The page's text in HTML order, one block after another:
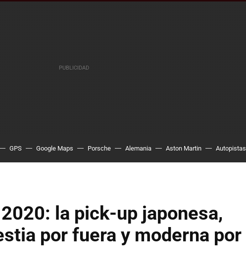
GPS Google Maps Porsche Alemania Aston Martin Autopistas
la pick-up japonesa,
por fuera y moderna por